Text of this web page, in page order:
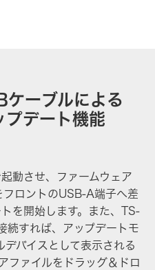
ーブルによる
プデート機能
動させ、ファームウェア
ロントのUSB-A端子へ差
を開始します。また、TS-
すれば、アップデートモ
バイスとして表示される
ファイルをドラッグ＆ドロ